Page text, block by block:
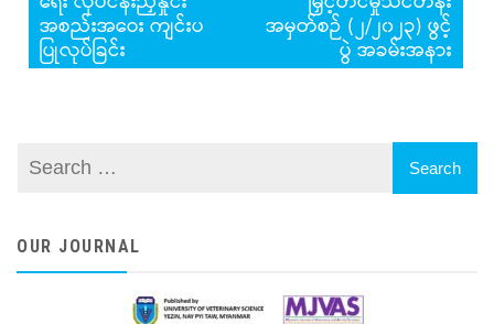
အစည်းအဝေး ကျင်းပ
ပြုလုပ်ခြင်း
အမှတ်စဉ် (၂/၂၀၂၃) ဖွင့်
ပွဲ အခမ်းအနား
OUR JOURNAL